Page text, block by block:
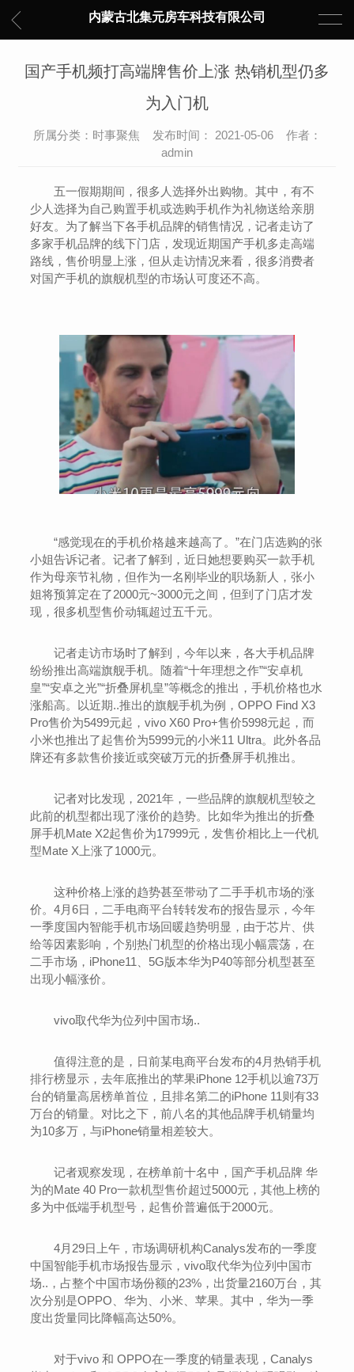
内蒙古北集元房车科技有限公司
国产手机频打高端牌售价上涨 热销机型仍多
为入门机
所属分类：时事聚焦 发布时间： 2021-05-06 作者：
admin
五一假期期间，很多人选择外出购物。其中，有不
少人选择为自己购置手机或选购手机作为礼物送给亲朋
好友。为了解当下各手机品牌的销售情况，记者走访了
多家手机品牌的线下门店，发现近期国产手机多走高端
路线，售价明显上涨，但从走访情况来看，很多消费者
对国产手机的旗舰机型的市场认可度还不高。
“感觉现在的手机价格越来越高了。”在门店选购的张
小姐告诉记者。记者了解到，近日她想要购买一款手机
作为母亲节礼物，但作为一名刚毕业的职场新人，张小
姐将预算定在了2000元~3000元之间，但到了门店才发
现，很多机型售价动辄超过五千元。
记者走访市场时了解到，今年以来，各大手机品牌
纷纷推出高端旗舰手机。随着“十年理想之作”“安卓机
皇”“安卓之光”“折叠屏机皇”等概念的推出，手机价格也水
涨船高。以近期..推出的旗舰手机为例，OPPO Find X3
Pro售价为5499元起，vivo X60 Pro+售价5998元起，而
小米也推出了起售价为5999元的小米11 Ultra。此外各品
牌还有多款售价接近或突破万元的折叠屏手机推出。
记者对比发现，2021年，一些品牌的旗舰机型较之
此前的机型都出现了涨价的趋势。比如华为推出的折叠
屏手机Mate X2起售价为17999元，发售价相比上一代机
型Mate X上涨了1000元。
这种价格上涨的趋势甚至带动了二手手机市场的涨
价。4月6日，二手电商平台转转发布的报告显示，今年
一季度国内智能手机市场回暖趋势明显，由于芯片、供
给等因素影响，个别热门机型的价格出现小幅震荡，在
二手市场，iPhone11、5G版本华为P40等部分机型甚至
出现小幅涨价。
vivo取代华为位列中国市场..
值得注意的是，日前某电商平台发布的4月热销手机
排行榜显示，去年底推出的苹果iPhone 12手机以逾73万
台的销量高居榜单首位，且排名第二的iPhone 11则有33
万台的销量。对比之下，前八名的其他品牌手机销量均
为10多万，与iPhone销量相差较大。
记者观察发现，在榜单前十名中，国产手机品牌 华
为的Mate 40 Pro一款机型售价超过5000元，其他上榜的
多为中低端手机型号，起售价普遍低于2000元。
4月29日上午，市场调研机构Canalys发布的一季度
中国智能手机市场报告显示，vivo取代华为位列中国市
场..，占整个中国市场份额的23%，出货量2160万台，其
次分别是OPPO、华为、小米、苹果。其中，华为一季
度出货量同比降幅高达50%。
对于vivo 和 OPPO在一季度的销量表现，Canalys